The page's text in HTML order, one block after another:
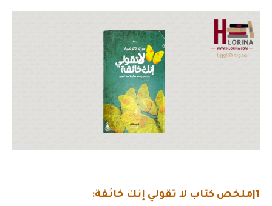
1|ملخص كتاب لا تقولي إنك خائفة: